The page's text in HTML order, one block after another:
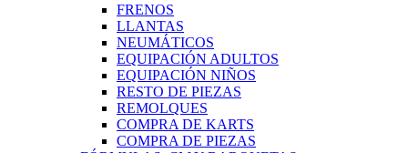
FRENOS
LLANTAS
NEUMÁTICOS
EQUIPACIÓN ADULTOS
EQUIPACIÓN NIÑOS
RESTO DE PIEZAS
REMOLQUES
COMPRA DE KARTS
COMPRA DE PIEZAS